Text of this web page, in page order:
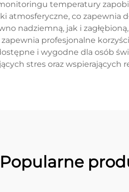
temperatury
atmosferyczne, co zapewnia
nadziemną, jak i
profesjonalne
i wygodne dla osób
stres oraz wspierających
Popularne